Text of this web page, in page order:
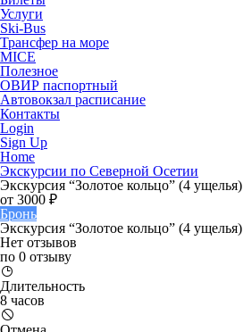
Услуги
Ski-Bus
Трансфер на море
MICE
Полезное
ОВИР паспортный
Автовокзал расписание
Контакты
Login
Sign Up
Home
Экскурсии по Северной Осетии
Экскурсия “Золотое кольцо” (4 ущелья)
от 3000 ₽
Бронь
Экскурсия “Золотое кольцо” (4 ущелья)
Нет отзывов
по 0 отзыву
Длительность
8 часов